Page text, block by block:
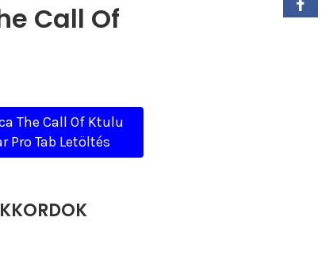
Call Of
The Call Of Ktulu
Pro Tab Letöltés